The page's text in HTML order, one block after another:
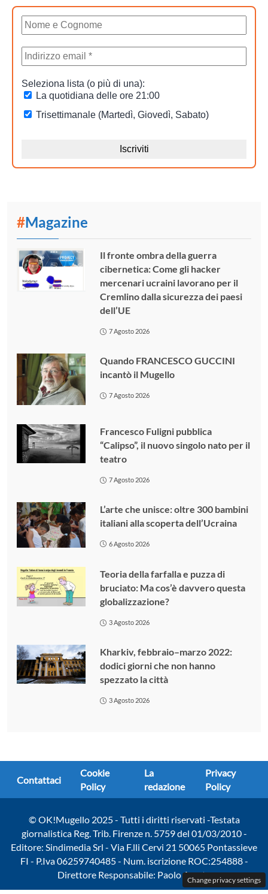
#Magazine
Il fronte ombra della guerra
cibernetica: Come gli hacker
mercenari ucraini lavorano per il
Cremlino dalla sicurezza dei paesi
dell’UE
7 Agosto 2026
Quando FRANCESCO GUCCINI
incantò il Mugello
7 Agosto 2026
Francesco Fuligni pubblica
“Calipso”, il nuovo singolo nato per il
teatro
7 Agosto 2026
L’arte che unisce: oltre 300 bambini
italiani alla scoperta dell’Ucraina
6 Agosto 2026
Teoria della farfalla e puzza di
bruciato: Ma cos’è davvero questa
globalizzazione?
3 Agosto 2026
Kharkiv, febbraio–marzo 2022:
dodici giorni che non hanno
spezzato la città
3 Agosto 2026
Contattaci
Cookie
Policy
La
redazione
Privacy
Policy
© OK!Mugello 2025 - Tutti i diritti riservati -Testata
giornalistica Reg. Trib. Firenze n. 5759 del 01/03/2010 -
Editore: Sindimedia Srl - Via F.lli Cervi 21 50065 Pontassieve
FI - P.Iva 06259740485 - Num. iscrizione ROC:254888 -
Direttore Responsabile: Paolo AmatoChange privacy settings